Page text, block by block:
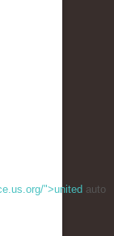
">united auto